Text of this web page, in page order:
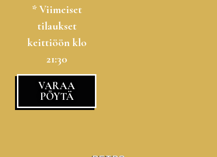
* Viimeiset
tilaukset
keittiöön klo
21:30
VARAA
PÖYTÄ